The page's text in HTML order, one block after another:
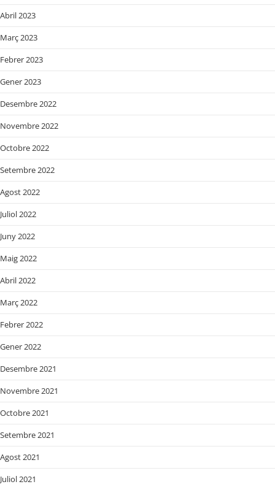
Abril 2023
Març 2023
Febrer 2023
Gener 2023
Desembre 2022
Novembre 2022
Octobre 2022
Setembre 2022
Agost 2022
Juliol 2022
Juny 2022
Maig 2022
Abril 2022
Març 2022
Febrer 2022
Gener 2022
Desembre 2021
Novembre 2021
Octobre 2021
Setembre 2021
Agost 2021
Juliol 2021